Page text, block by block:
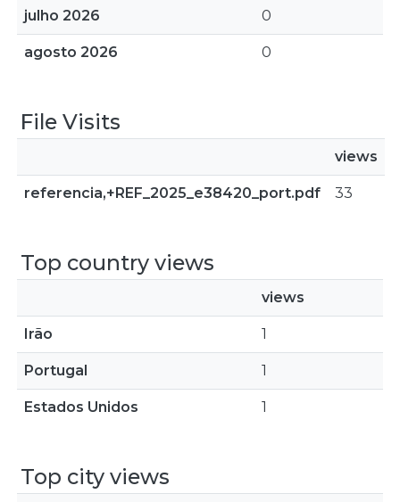
julho 2026 0
agosto 2026 0
File Visits
views
referencia,+REF_2025_e38420_port.pdf 33
Top country views
views
Irão 1
Portugal 1
Estados Unidos 1
Top city views